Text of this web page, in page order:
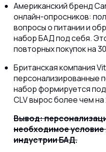
Американский бренд
онлайн-опросников:
вопросы о питании и
набор БАД под себя.
повторных покупок на
Британская компания
персонализированные
набор формируется
CLV вырос более чем на
Вывод:
необходимое условие
индустрии БАД.